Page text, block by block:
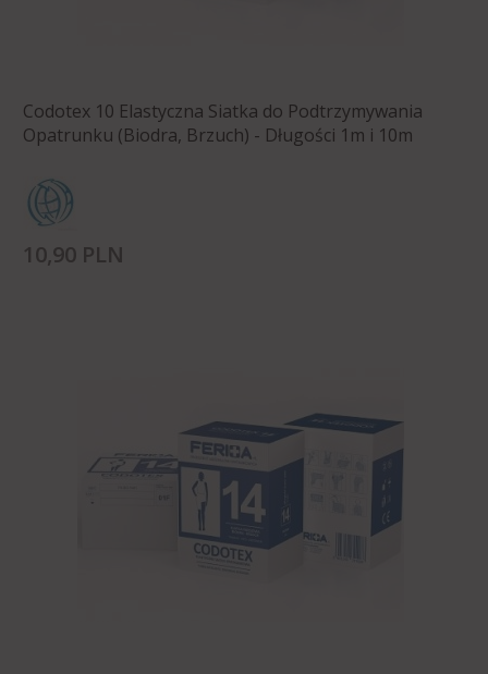
Codotex 10 Elastyczna Siatka do Podtrzymywania
Opatrunku (Biodra, Brzuch) - Długości 1m i 10m
10,90 PLN